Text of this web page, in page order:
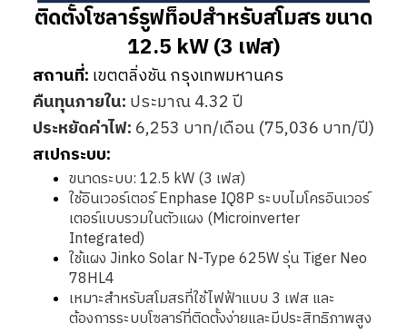
ติดตั้งโซลาร์รูฟท็อปสำหรับสโมสร ขนาด
12.5 kW (3 เฟส)
สถานที่: เขตตลิ่งชัน กรุงเทพมหานคร
คืนทุนภายใน: ประมาณ 4.32 ปี
ประหยัดค่าไฟ: 6,253 บาท/เดือน (75,036 บาท/ปี)
สเปกระบบ:
ขนาดระบบ: 12.5 kW (3 เฟส)
ใช้อินเวอร์เตอร์ Enphase IQ8P ระบบไมโครอินเวอร์
เตอร์แบบรวมในตัวแผง (Microinverter
Integrated)
ใช้แผง Jinko Solar N-Type 625W รุ่น Tiger Neo
78HL4
เหมาะสำหรับสโมสรที่ใช้ไฟฟ้าแบบ 3 เฟส และ
ต้องการระบบโซลาร์ที่ติดตั้งง่ายและมีประสิทธิภาพสูง